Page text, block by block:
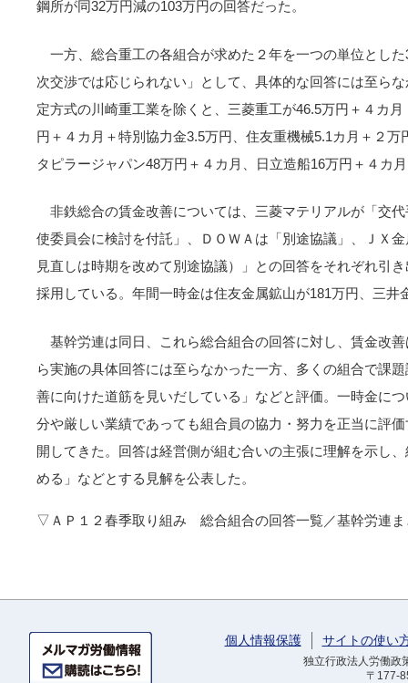
鋼所が同32万円減の103万円の回答だった。
一方、総合重工の各組合が求めた２年を一つの単位とし
次交渉では応じられない」として、具体的な回答には至ら
定方式の川崎重工業を除くと、三菱重工が46.5万円＋４カ
円＋４カ月＋特別協力金3.5万円、住友重機械5.1カ月＋２
タピラージャパン48万円＋４カ月、日立造船16万円＋４カ
非鉄総合の賃金改善については、三菱マテリアルが「交
使委員会に検討を付託」、ＤＯＷＡは「別途協議」、ＪＸ
見直しは時期を改めて別途協議）」との回答をそれぞれ引
採用している。年間一時金は住友金属鉱山が181万円、三井
基幹労連は同日、これら総合組合の回答に対し、賃金改
ら実施の具体回答には至らなかった一方、多くの組合で課
善に向けた道筋を見いだしている」などと評価。一時金に
分や厳しい業績であっても組合員の協力・努力を正当に評
開してきた。回答は経営側が組む合いの主張に理解を示し
める」などとする見解を公表した。
▽ＡＰ１２春季取り組み 総合組合の回答一覧／基幹労連ま
個人情報保護 サイトの使い
独立行政法人労働
〒177-